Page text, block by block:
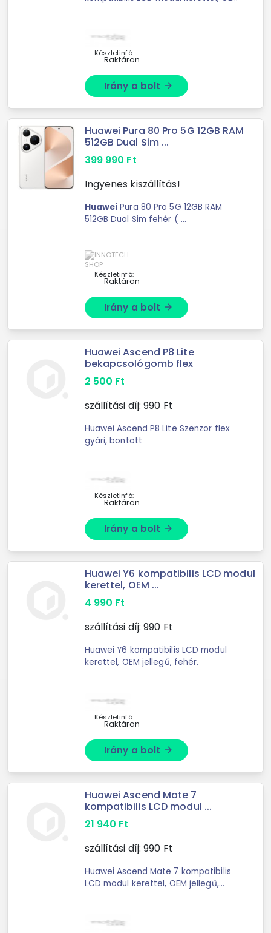
Készletinfó:
Raktáron
Irány a bolt arrow_forward
Huawei Pura 80 Pro 5G 12GB RAM
512GB Dual Sim ...
399 990 Ft
Ingyenes kiszállítás!
Huawei Pura 80 Pro 5G 12GB RAM
512GB Dual Sim fehér ( ...
Készletinfó:
Raktáron
Irány a bolt arrow_forward
Huawei Ascend P8 Lite
bekapcsológomb flex
2 500 Ft
szállítási díj: 990 Ft
Huawei Ascend P8 Lite Szenzor flex
gyári, bontott
Készletinfó:
Raktáron
Irány a bolt arrow_forward
Huawei Y6 kompatibilis LCD modul
kerettel, OEM ...
4 990 Ft
szállítási díj: 990 Ft
Huawei Y6 kompatibilis LCD modul
kerettel, OEM jellegű, fehér.
Készletinfó:
Raktáron
Irány a bolt arrow_forward
Huawei Ascend Mate 7
kompatibilis LCD modul ...
21 940 Ft
szállítási díj: 990 Ft
Huawei Ascend Mate 7 kompatibilis
LCD modul kerettel, OEM jellegű,